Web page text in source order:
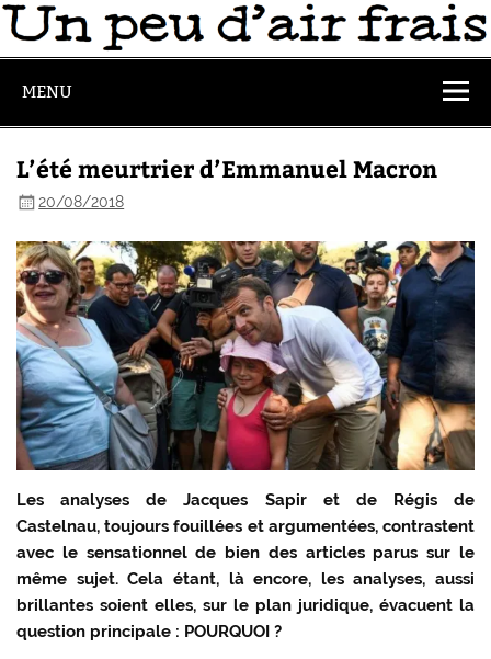
MENU
L’été meurtrier d’Emmanuel Macron
20/08/2018
Les analyses de Jacques Sapir et de Régis de
Castelnau, toujours fouillées et argumentées, contrastent
avec le sensationnel de bien des articles parus sur le
même sujet. Cela étant, là encore, les analyses, aussi
brillantes soient elles, sur le plan juridique, évacuent la
question principale : POURQUOI ?